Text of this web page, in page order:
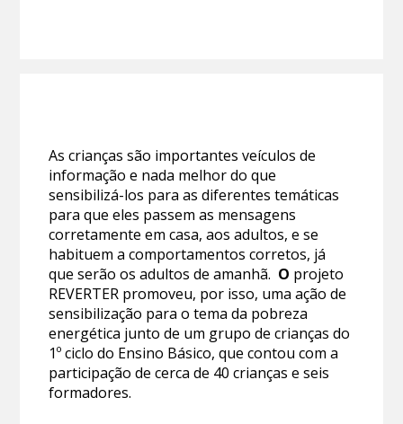
As crianças são importantes veículos de
informação e nada melhor do que
sensibilizá-los para as diferentes temáticas
para que eles passem as mensagens
corretamente em casa, aos adultos, e se
habituem a comportamentos corretos, já
que serão os adultos de amanhã. O projeto
REVERTER promoveu, por isso, uma ação de
sensibilização para o tema da pobreza
energética junto de um grupo de crianças do
1º ciclo do Ensino Básico, que contou com a
participação de cerca de 40 crianças e seis
formadores.